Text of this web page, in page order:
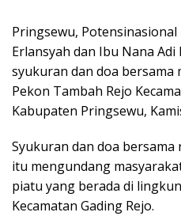
Pringsewu,
Erlansyah dan Ibu Nana
syukuran dan doa bersama
Pekon Tambah Rejo
Kabupaten Pringsewu,
Syukuran dan doa
itu mengundang
piatu yang berada di
Kecamatan Gading Rejo.